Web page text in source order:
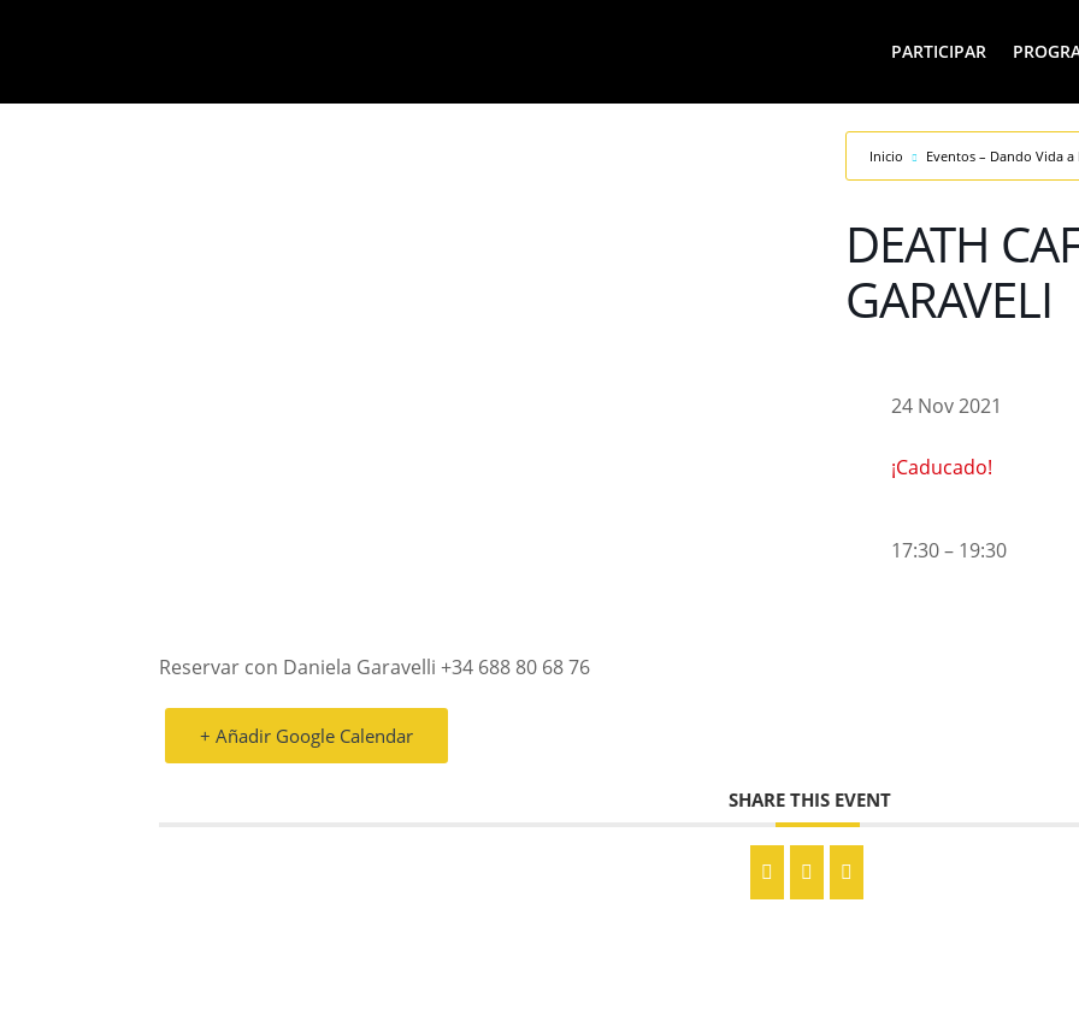
PARTICIPAR
Inicio Eventos – Dando Vida
DEATH
GARAVELI
24 Nov 2021
¡Caducado!
17:30 – 19:30
Reservar con Daniela Garavelli +34 688 80 68 76
+ Añadir Google Calendar
SHARE THIS EVENT